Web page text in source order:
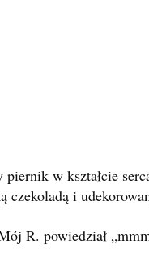
w kształcie
czekoladą i
R. powiedział